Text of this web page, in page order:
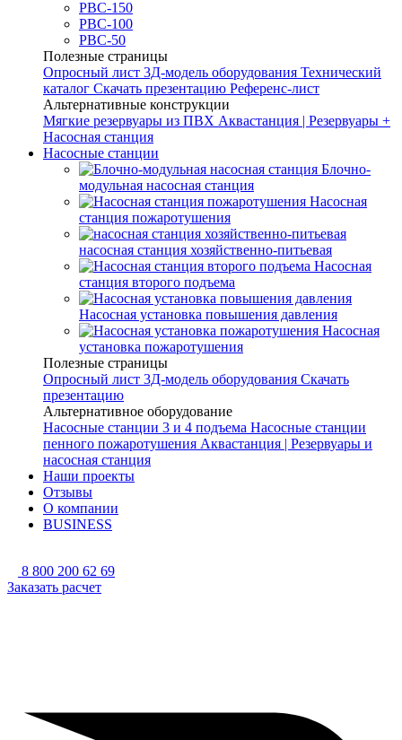
РВС-150
РВС-100
РВС-50
Полезные страницы
Опросный лист 3Д-модель оборудования Технический
каталог Скачать презентацию Референс-лист
Альтернативные конструкции
Мягкие резервуары из ПВХ Аквастанция | Резервуары +
Насосная станция
Насосные станции
Блочно-
модульная насосная станция
Насосная
станция пожаротушения
насосная станция хозяйственно-питьевая
Насосная
станция второго подъема
Насосная установка повышения давления
Насосная
установка пожаротушения
Полезные страницы
Опросный лист 3Д-модель оборудования Скачать
презентацию
Альтернативное оборудование
Насосные станции 3 и 4 подъема Насосные станции
пенного пожаротушения Аквастанция | Резервуары и
насосная станция
Наши проекты
Отзывы
О компании
BUSINESS
8 800 200 62 69
Заказать расчет